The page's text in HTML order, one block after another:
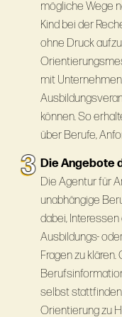
mögliche Wege
Kind bei der
ohne Druck
mit
können. So
über Berufe,
Die Angebote
Die Agentur für
unabhängige
dabei,
Ausbildungs-
Fragen zu
selbst
Orientierung zu